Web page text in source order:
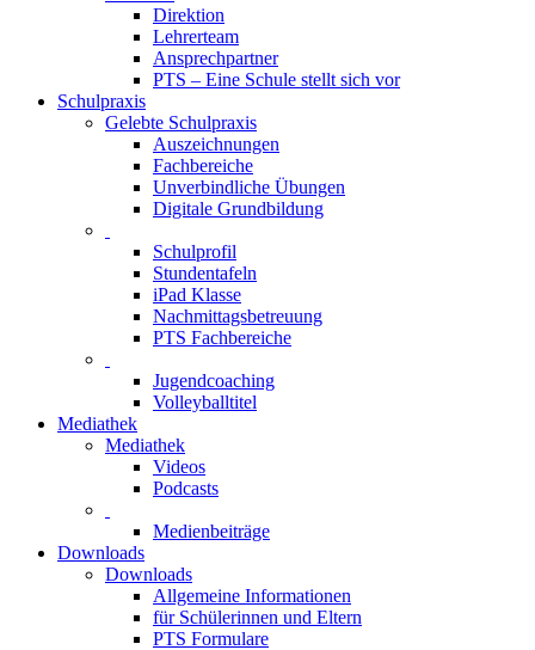
Direktion
Lehrerteam
Ansprechpartner
PTS – Eine Schule stellt sich vor
Schulpraxis
Gelebte Schulpraxis
Auszeichnungen
Fachbereiche
Unverbindliche Übungen
Digitale Grundbildung
Schulprofil
Stundentafeln
iPad Klasse
Nachmittagsbetreuung
PTS Fachbereiche
Jugendcoaching
Volleyballtitel
Mediathek
Mediathek
Videos
Podcasts
Medienbeiträge
Downloads
Downloads
Allgemeine Informationen
für Schülerinnen und Eltern
PTS Formulare